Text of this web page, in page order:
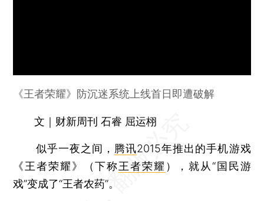
《王者荣耀》防沉迷系统上线首日即遭破解
文｜财新周刊 石睿 屈运栩
似乎一夜之间， 腾讯2015年推出的手机游戏
《王者荣耀》（下称王者荣耀 ），就从“国民游
戏”变成了“王者农药”。